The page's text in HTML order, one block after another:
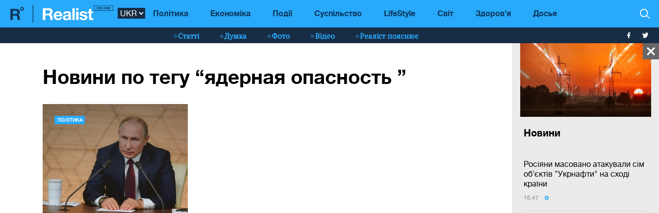
Політика Економіка Події Суспільство LifeStyle Світ Здоров'я Досье
Статті Думка Фото Відео Реаліст пояснює
Новини
Росіяни масовано атакували сім
об'єктів "Укрнафти" на сході
країни
16:47
Новини по тегу “ядерная опасность ”
ПОЛІТИКА